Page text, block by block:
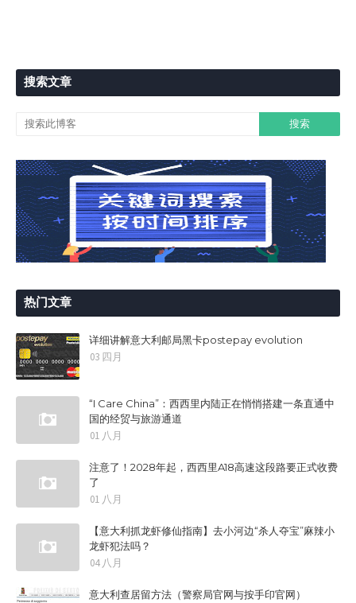
搜索文章
热门文章
详细讲解意大利邮局黑卡postepay evolution
03 四月
“I Care China”：西西里内陆正在悄悄搭建一条直通中
国的经贸与旅游通道
01 八月
注意了！2028年起，西西里A18高速这段路要正式收费
了
01 八月
【意大利抓龙虾修仙指南】去小河边“杀人夺宝”麻辣小
龙虾犯法吗？
04 八月
意大利查居留方法（警察局官网与按手印官网）